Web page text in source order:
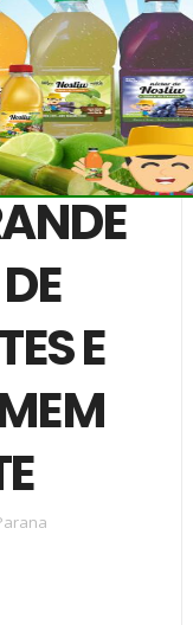
CIVIL APREENDE
PRENDEM HOMEM EM
E